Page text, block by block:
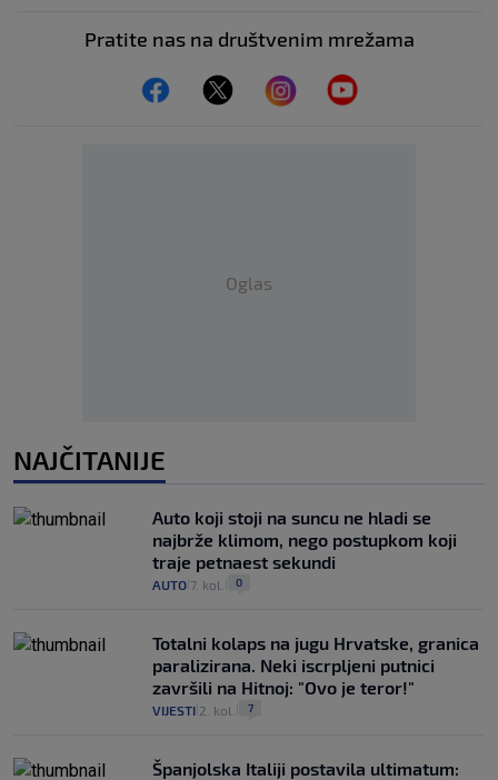
Pratite nas na društvenim mrežama
Oglas
NAJČITANIJE
Auto koji stoji na suncu ne hladi se
najbrže klimom, nego postupkom koji
traje petnaest sekundi
AUTO 7. kol. 0
Totalni kolaps na jugu Hrvatske, granica
paralizirana. Neki iscrpljeni putnici
završili na Hitnoj: "Ovo je teror!"
VIJESTI 2. kol. 7
Španjolska Italiji postavila ultimatum: